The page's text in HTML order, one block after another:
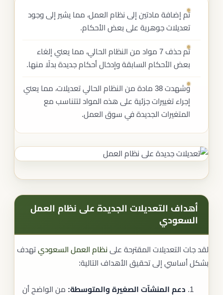
تم إضافة مادتين إلى نظام العمل، مما يشير إلى وجود
تعديلات جوهرية على بعض الأحكام.
تم حذف 7 مواد من النظام الحالي، مما يعني إلغاء
بعض الأحكام السابقة وإدخال أحكام جديدة بدلًا منها.
وشهدت 38 مادة من النظام الحالي تعديلات، مما يعني
إجراء تغييرات جزئية على هذه المواد لتتناسب مع
المتغيرات الجديدة في سوق العمل.
أهداف التعديلات الجديدة على نظام العمل
السعودي
لقد جات التعديلات المقترحة على نظام العمل السعودي تهدف
بشكل أساسي إلى تحقيق الأهداف التالية:
دعم المنشآت الصغيرة والمتوسطة: من الواضح أن